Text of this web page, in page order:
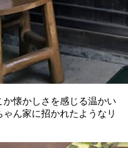
懐かしさを感じる温かい
ん家に招かれたようなリ